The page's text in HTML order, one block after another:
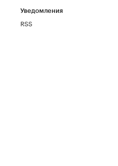
Уведомления
RSS